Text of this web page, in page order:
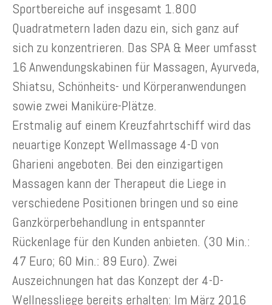
Sportbereiche auf insgesamt 1.800
Quadratmetern laden dazu ein, sich ganz auf
sich zu konzentrieren. Das SPA & Meer umfasst
16 Anwendungskabinen für Massagen, Ayurveda,
Shiatsu, Schönheits- und Körperanwendungen
sowie zwei Maniküre-Plätze.
Erstmalig auf einem Kreuzfahrtschiff wird das
neuartige Konzept Wellmassage 4-D von
Gharieni angeboten. Bei den einzigartigen
Massagen kann der Therapeut die Liege in
verschiedene Positionen bringen und so eine
Ganzkörperbehandlung in entspannter
Rückenlage für den Kunden anbieten. (30 Min.:
47 Euro; 60 Min.: 89 Euro). Zwei
Auszeichnungen hat das Konzept der 4-D-
Wellnessliege bereits erhalten: Im März 2016